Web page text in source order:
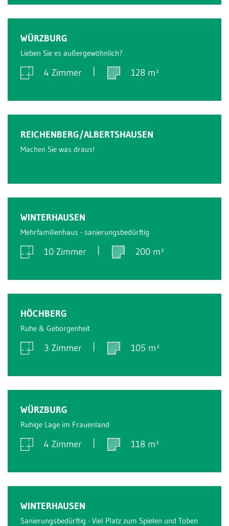
WÜRZBURG
Lieben Sie es außergewöhnlich?
4 Zimmer 128 m²
REICHENBERG/ALBERTSHAUSEN
Machen Sie was draus!
WINTERHAUSEN
Mehrfamilienhaus - sanierungsbedürftig
10 Zimmer 200 m²
HÖCHBERG
Ruhe & Geborgenheit
3 Zimmer 105 m²
WÜRZBURG
Ruhige Lage im Frauenland
4 Zimmer 118 m²
WINTERHAUSEN
Sanierungsbedürftig - Viel Platz zum Spielen und Toben